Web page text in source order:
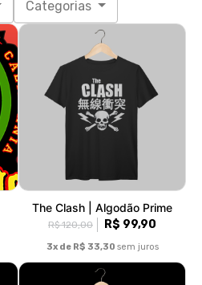
Categorias
The Clash | Algodão Prime
R$ 120,00 R$ 99,90
3x de R$ 33,30 sem juros